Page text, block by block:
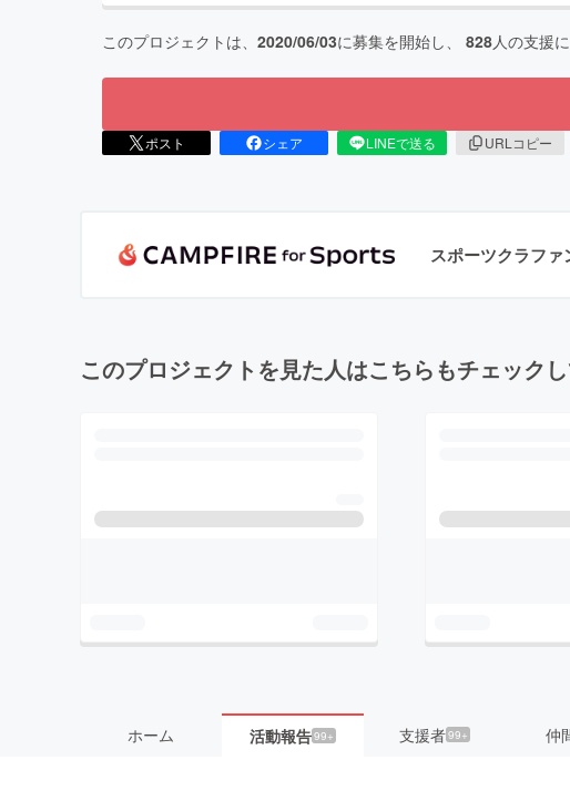
このプロジェクトは、 2020/06/03に募集を開始し、 828人の支援
ポスト シェア LINEで送る URLコピー
スポーツクラファ
このプロジェクトを見た人はこちらもチェック
ホーム 活動報告99+ 支援者99+ 仲